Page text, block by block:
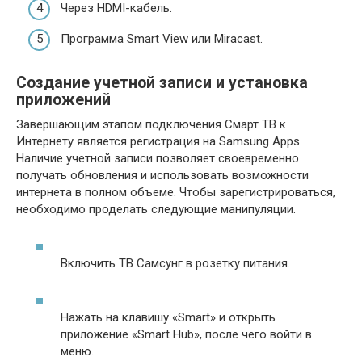
Через HDMI-кабель.
Программа Smart View или Miracast.
Создание учетной записи и установка
приложений
Завершающим этапом подключения Смарт ТВ к
Интернету является регистрация на Samsung Apps.
Наличие учетной записи позволяет своевременно
получать обновления и использовать возможности
интернета в полном объеме. Чтобы зарегистрироваться,
необходимо проделать следующие манипуляции.
Включить ТВ Самсунг в розетку питания.
Нажать на клавишу «Smart» и открыть
приложение «Smart Hub», после чего войти в
меню.